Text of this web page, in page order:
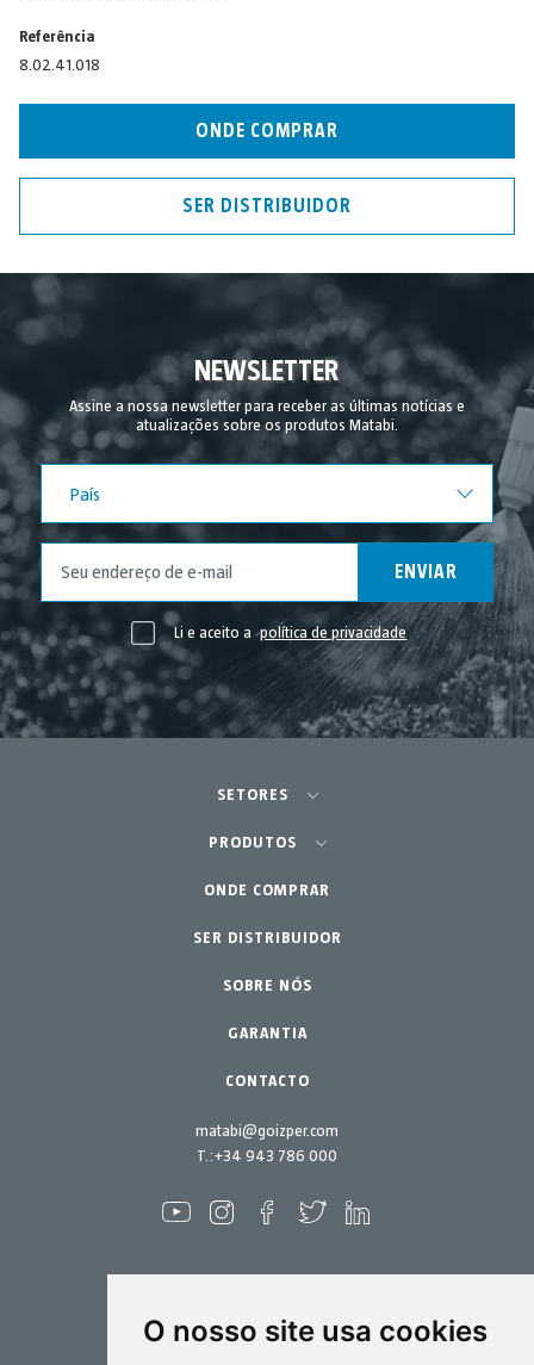
O nosso site usa cookies
Referência
8.02.41.018
ONDE COMPRAR
SER DISTRIBUIDOR
NEWSLETTER
Assine a nossa newsletter para receber as últimas notícias e
atualizações sobre os produtos Matabi.
País
ENVIAR
Li e aceito a política de privacidade
matabi@goizper.com
T.:+34 943 786 000
Pulverização
SETORES
Agricultura - Horta
Horta Urbana
Jardinagem Profissional
Lar - Jardim
PRODUTOS
Equipamentos
Acessórios
Peças de reposição
Kits de manutenção
ONDE COMPRAR
SER DISTRIBUIDOR
SOBRE NÓS
GARANTIA
CONTACTO